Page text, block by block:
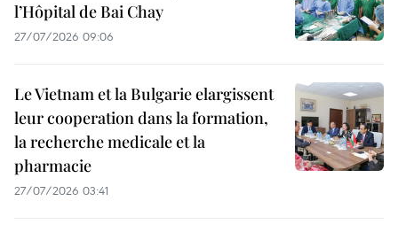
l’Hôpital de Bai Chay
27/07/2026 09:06
Le Vietnam et la Bulgarie elargissent
leur cooperation dans la formation,
la recherche medicale et la
pharmacie
27/07/2026 03:41